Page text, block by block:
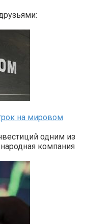
на мировом
одним из
компания